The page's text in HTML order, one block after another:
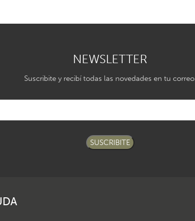
NEWSLETTER
Suscribite y recibí todas las novedades en tu correo.
SUSCRIBITE